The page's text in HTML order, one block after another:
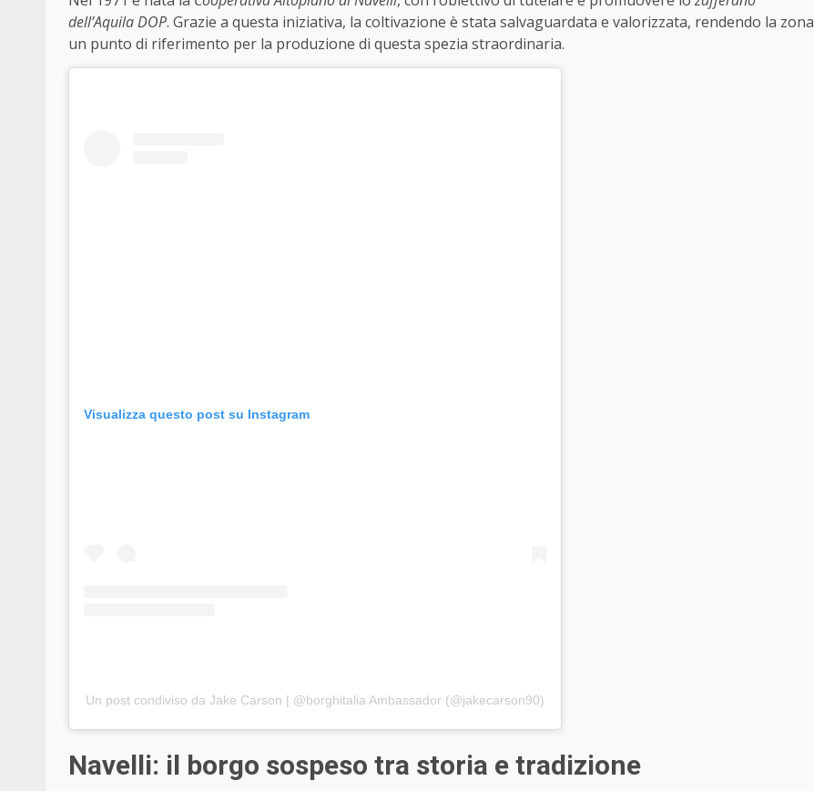
dell’Aquila DOP. Grazie a questa iniziativa, la coltivazione è stata salvaguardata e valorizzata, rendendo la zona
un punto di riferimento per la produzione di questa spezia straordinaria.
Visualizza questo post su Instagram
Un post condiviso da Jake Carson | @borghitalia Ambassador (@jakecarson90)
Navelli: il borgo sospeso tra storia e tradizione